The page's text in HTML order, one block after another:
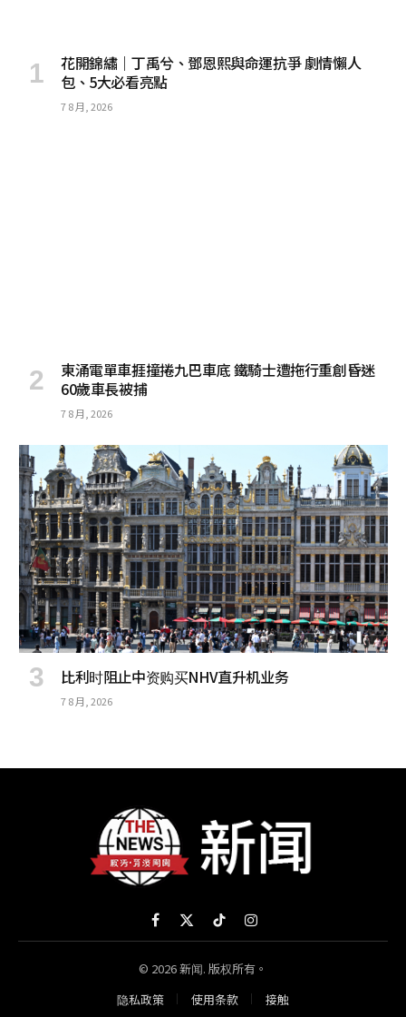
花開錦繡｜丁禹兮、鄧恩熙與命運抗爭 劇情懶人
包、5大必看亮點
7 8 月, 2026
東涌電單車捱撞捲九巴車底 鐵騎士遭拖行重創昏迷
60歲車長被捕
7 8 月, 2026
比利时阻止中资购买NHV直升机业务
7 8 月, 2026
Facebook
X
(Twitter)
TikTokInstagram
© 2026 新闻. 版权所有。
隐私政策
使用条款 接触